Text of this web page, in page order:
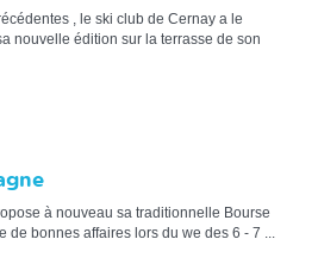
, le ski club de Cernay a le
nouvelle édition sur la terrasse de son
à nouveau sa traditionnelle Bourse
de bonnes affaires lors du we des 6 - 7 ...